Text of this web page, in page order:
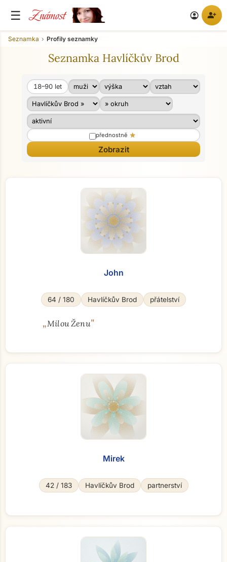
☰ Známost account_circle person_add
Seznamka Profily seznamky
Seznamka Havlíčkův Brod
Věk od
Věk do
18–90 let
přednostně star
John
64 / 180 Havlíčkův Brod přátelství
„Milou Ženu"
Mirek
42 / 183 Havlíčkův Brod partnerství